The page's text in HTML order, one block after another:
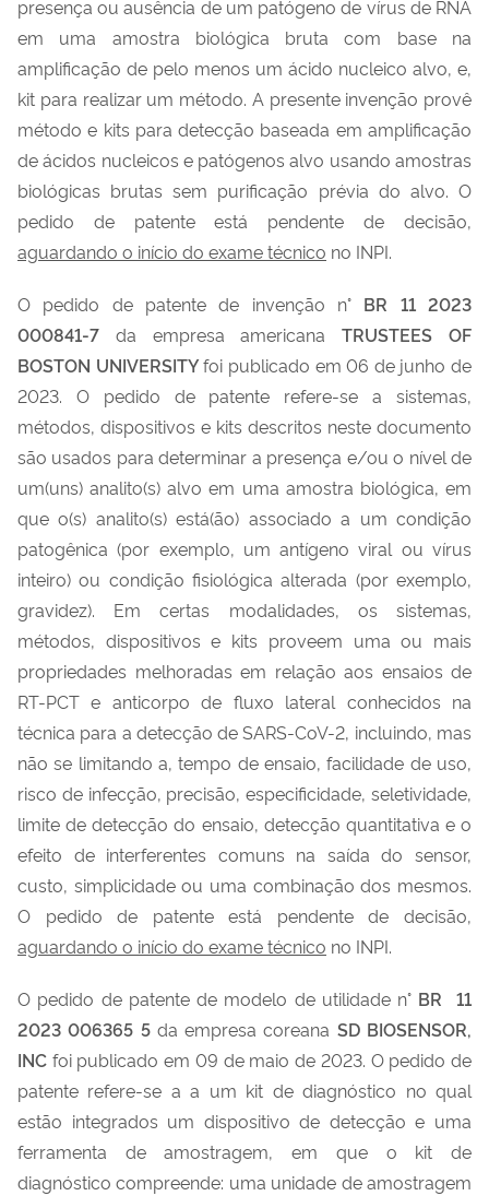
presença ou ausência de um patógeno de vírus de RNA
em uma amostra biológica bruta com base na
amplificação de pelo menos um ácido nucleico alvo, e,
kit para realizar um método. A presente invenção provê
método e kits para detecção baseada em amplificação
de ácidos nucleicos e patógenos alvo usando amostras
biológicas brutas sem purificação prévia do alvo. O
pedido de patente está pendente de decisão,
aguardando o início do exame técnico no INPI.
O pedido de patente de invenção n° BR 11 2023
000841-7 da empresa americanaTRUSTEES OF
BOSTON UNIVERSITYfoi publicado em 06 de junho de
2023. O pedido de patente refere-se a sistemas,
métodos, dispositivos e kits descritos neste documento
são usados para determinar a presença e/ou o nível de
um(uns) analito(s) alvo em uma amostra biológica, em
que o(s) analito(s) está(ão) associado a um condição
patogênica (por exemplo, um antígeno viral ou vírus
inteiro) ou condição fisiológica alterada (por exemplo,
gravidez). Em certas modalidades, os sistemas,
métodos, dispositivos e kits proveem uma ou mais
propriedades melhoradas em relação aos ensaios de
RT-PCT e anticorpo de fluxo lateral conhecidos na
técnica para a detecção de SARS-CoV-2, incluindo, mas
não se limitando a, tempo de ensaio, facilidade de uso,
risco de infecção, precisão, especificidade, seletividade,
limite de detecção do ensaio, detecção quantitativa e o
efeito de interferentes comuns na saída do sensor,
custo, simplicidade ou uma combinação dos mesmos.
O pedido de patente está pendente de decisão,
aguardando o início do exame técnico no INPI.
O pedido de patente de modelo de utilidade n° BR 11
2023 006365 5da empresa coreana SD BIOSENSOR,
INC foi publicado em 09 de maio de 2023. O pedido de
patente refere-se a a um kit de diagnóstico no qual
estão integrados um dispositivo de detecção e uma
ferramenta de amostragem, em que o kit de
diagnóstico compreende: uma unidade de amostragem